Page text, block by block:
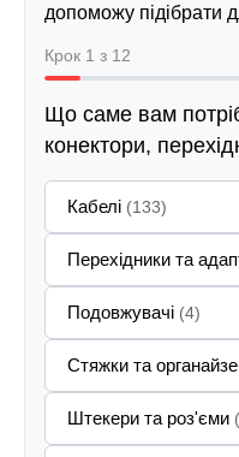
допоможу підібрати
Крок 1 з 12
Що саме вам
конектори,
Кабелі (133)
Перехідники та
Подовжувачі (4)
Стяжки та
Штекери та роз'єми